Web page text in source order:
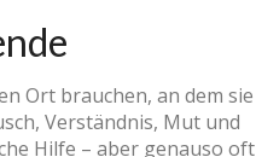
Ort brauchen, an dem sie
Verständnis, Mut und
Hilfe – aber genauso oft